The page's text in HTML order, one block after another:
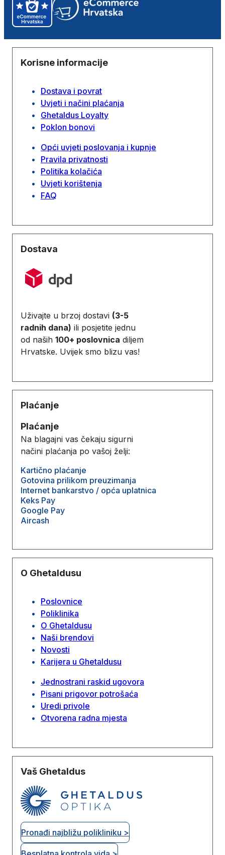
Korisne informacije
Dostava i povrat
Uvjeti i načini plaćanja
Ghetaldus Loyalty
Poklon bonovi
Opći uvjeti poslovanja i kupnje
Pravila privatnosti
Politika kolačića
Uvjeti korištenja
FAQ
Dostava
Uživajte u brzoj dostavi (3-5
radnih dana) ili posjetite jednu
od naših 100+ poslovnica diljem
Hrvatske. Uvijek smo blizu vas!
Plaćanje
Plaćanje
Na blagajni vas čekaju sigurni
načini plaćanja po vašoj želji:
Kartično plaćanje
Gotovina prilikom preuzimanja
Internet bankarstvo / opća uplatnica
Keks Pay
Google Pay
Aircash
O Ghetaldusu
Poslovnice
Poliklinika
O Ghetaldusu
Naši brendovi
Novosti
Karijera u Ghetaldusu
Jednostrani raskid ugovora
Pisani prigovor potrošaća
Uredi privole
Otvorena radna mjesta
Vaš Ghetaldus
Pronađi najbližu polikliniku >